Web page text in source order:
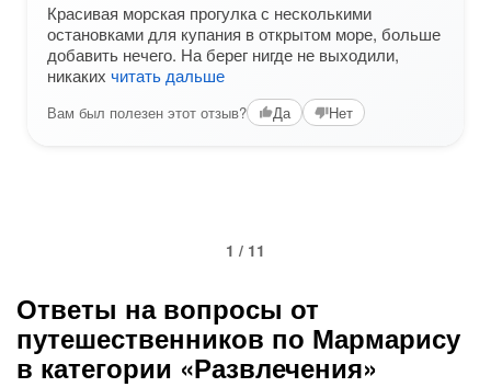
Красивая морская прогулка с несколькими
остановками для купания в открытом море, больше
добавить нечего. На берег нигде не выходили,
никаких читать дальше
Вам был полезен этот отзыв? Да Нет
1 / 11
Ответы на вопросы от
путешественников по Мармарису
в категории «Развлечения»